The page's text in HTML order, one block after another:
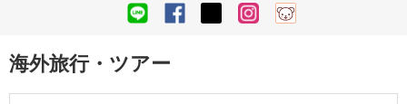
海外旅行・ツアー